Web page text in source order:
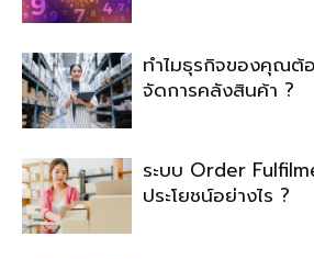
ทำไมธุรกิจของคุณต้
จัดการคลังสินค้า ?
ระบบ Order
ประโยชน์อย่างไร ?